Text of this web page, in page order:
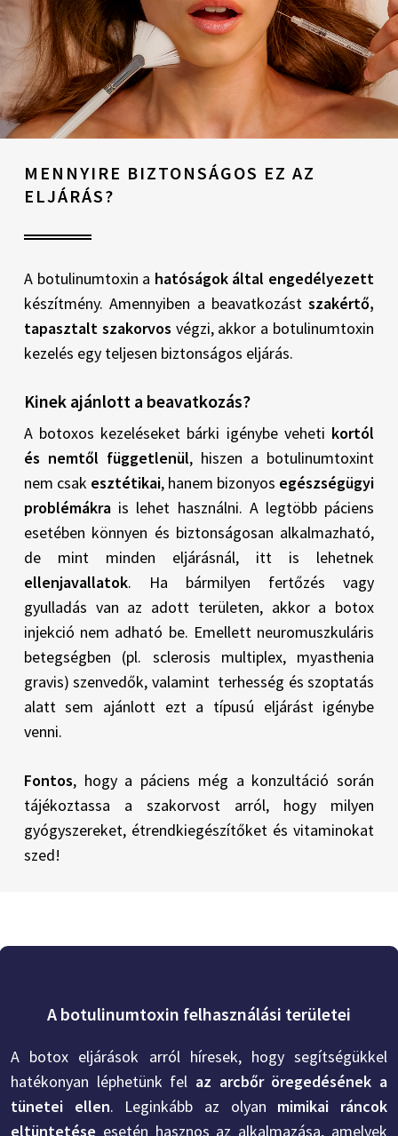
MENNYIRE BIZTONSÁGOS EZ AZ
ELJÁRÁS?
A botulinumtoxin a hatóságok által engedélyezett
készítmény. Amennyiben a beavatkozástszakértő,
tapasztalt szakorvos végzi, akkor a botulinumtoxin
kezelés egy teljesen biztonságos eljárás.
Kinek ajánlott a beavatkozás?
A botoxos kezeléseket bárki igénybe veheti kortól
és nemtől függetlenül, hiszen a botulinumtoxint
nem csak esztétikai, hanem bizonyos egészségügyi
problémákra is lehet használni. A legtöbb páciens
esetében könnyen és biztonságosan alkalmazható,
de mint minden eljárásnál, itt is lehetnek
ellenjavallatok. Ha bármilyen fertőzés vagy
gyulladás van az adott területen, akkor a botox
injekció nem adható be. Emellett neuromuszkuláris
betegségben (pl. sclerosis multiplex, myasthenia
gravis) szenvedők, valamint terhesség és szoptatás
alatt sem ajánlott ezt a típusú eljárást igénybe
venni.
Fontos, hogy a páciens még a konzultáció során
tájékoztassa a szakorvost arról, hogy milyen
gyógyszereket, étrendkiegészítőket és vitaminokat
szed!
A botulinumtoxin felhasználási területei
A botox eljárások arról híresek, hogy segítségükkel
hatékonyan léphetünk fel az arcbőr öregedésének a
tünetei ellen. Leginkább az olyan mimikai ráncok
eltüntetése esetén hasznos az alkalmazása, amelyek